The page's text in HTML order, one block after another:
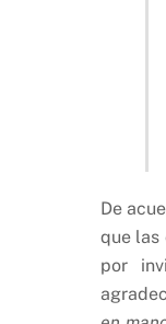
De
que las
por